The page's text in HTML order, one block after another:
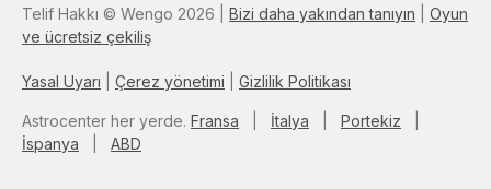
Telif Hakkı © Wengo 2026 | Bizi daha yakından tanıyın
Oyun
ve ücretsiz çekiliş
Yasal Uyarı Çerez yönetimi Gizlilik Politikası
Astrocenter her yerde. Fransa İtalya Portekiz
İspanya
ABD